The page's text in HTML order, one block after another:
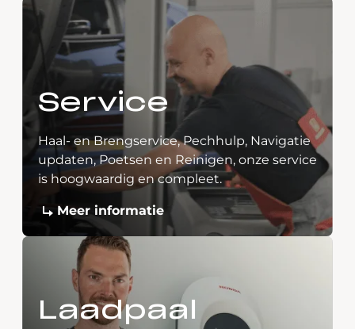
Service
Haal- en Brengservice, Pechhulp, Navigatie
updaten, Poetsen en Reinigen, onze service
is hoogwaardig en compleet.
Meer informatie
Laadpaal